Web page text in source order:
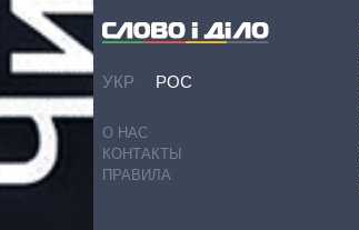
УКР РОС
О НАС
КОНТАКТЫ
ПРАВИЛА